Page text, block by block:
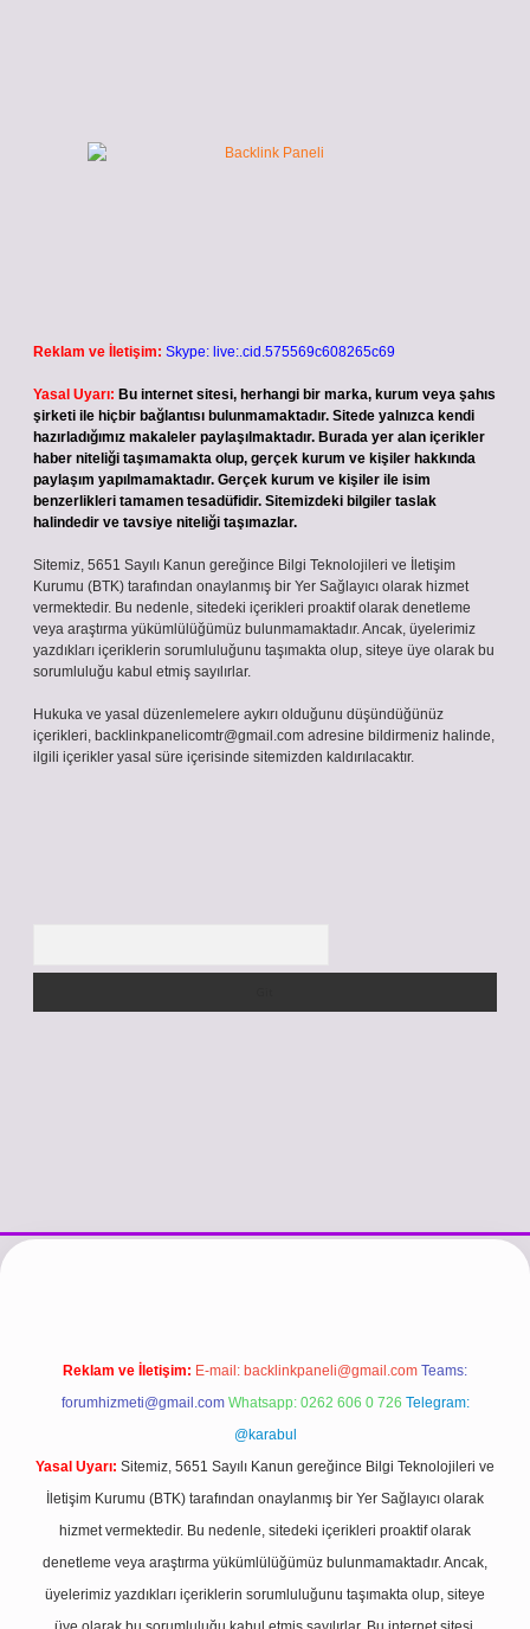
Reklam ve İletişim: Skype: live:.cid.575569c608265c69
Yasal Uyarı: Bu internet sitesi, herhangi bir marka, kurum veya şahıs
şirketi ile hiçbir bağlantısı bulunmamaktadır. Sitede yalnızca kendi
hazırladığımız makaleler paylaşılmaktadır. Burada yer alan içerikler
haber niteliği taşımamakta olup, gerçek kurum ve kişiler hakkında
paylaşım yapılmamaktadır. Gerçek kurum ve kişiler ile isim
benzerlikleri tamamen tesadüfidir. Sitemizdeki bilgiler taslak
halindedir ve tavsiye niteliği taşımazlar.
Sitemiz, 5651 Sayılı Kanun gereğince Bilgi Teknolojileri ve İletişim
Kurumu (BTK) tarafından onaylanmış bir Yer Sağlayıcı olarak hizmet
vermektedir. Bu nedenle, sitedeki içerikleri proaktif olarak denetleme
veya araştırma yükümlülüğümüz bulunmamaktadır. Ancak, üyelerimiz
yazdıkları içeriklerin sorumluluğunu taşımakta olup, siteye üye olarak bu
sorumluluğu kabul etmiş sayılırlar.
Hukuka ve yasal düzenlemelere aykırı olduğunu düşündüğünüz
içerikleri, backlinkpanelicomtr@gmail.com adresine bildirmeniz halinde,
ilgili içerikler yasal süre içerisinde sitemizden kaldırılacaktır.
www.betexper.xyz/betci.cobetci girişhiltonbet güncel giriş
Reklam ve İletişim: E-mail: backlinkpaneli@gmail.com Teams:
forumhizmeti@gmail.com Whatsapp: 0262 606 0 726 Telegram:
@karabul
Yasal Uyarı: Sitemiz, 5651 Sayılı Kanun gereğince Bilgi Teknolojileri ve
İletişim Kurumu (BTK) tarafından onaylanmış bir Yer Sağlayıcı olarak
hizmet vermektedir. Bu nedenle, sitedeki içerikleri proaktif olarak
denetleme veya araştırma yükümlülüğümüz bulunmamaktadır. Ancak,
üyelerimiz yazdıkları içeriklerin sorumluluğunu taşımakta olup, siteye